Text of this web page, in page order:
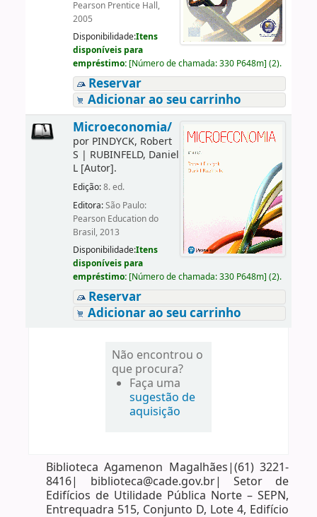
Pearson Prentice Hall,
2005
Disponibilidade:Itens
disponíveis para
empréstimo: [Número de chamada:330 P648m] (2).
Reservar
Adicionar ao seu carrinho
Microeconomia/
por PINDYCK, Robert
S | RUBINFELD, Daniel
L[Autor].
Edição:8. ed.
Editora:São Paulo:
Pearson Education do
Brasil, 2013
Disponibilidade:Itens
disponíveis para
empréstimo: [Número de chamada:330 P648m] (2).
Reservar
Adicionar ao seu carrinho
Não encontrou o
que procura?
Faça uma
sugestão de
aquisição
Biblioteca Agamenon Magalhães|(61) 3221-
8416| biblioteca@cade.gov.br| Setor de
Edifícios de Utilidade Pública Norte – SEPN,
Entrequadra 515, Conjunto D, Lote 4, Edifício